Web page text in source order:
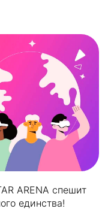
ARENA спешит
единства!